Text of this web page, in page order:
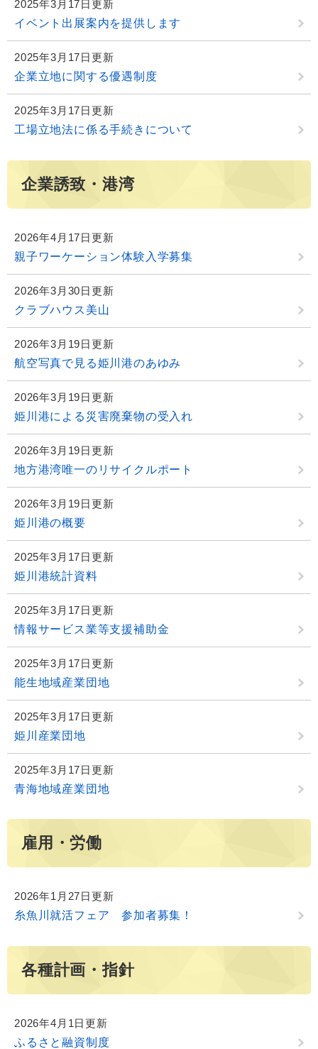
2025年3月17日更新
イベント出展案内を提供します
2025年3月17日更新
企業立地に関する優遇制度
2025年3月17日更新
工場立地法に係る手続きについて
企業誘致・港湾
2026年4月17日更新
親子ワーケーション体験入学募集
2026年3月30日更新
クラブハウス美山
2026年3月19日更新
航空写真で見る姫川港のあゆみ
2026年3月19日更新
姫川港による災害廃棄物の受入れ
2026年3月19日更新
地方港湾唯一のリサイクルポート
2026年3月19日更新
姫川港の概要
2025年3月17日更新
姫川港統計資料
2025年3月17日更新
情報サービス業等支援補助金
2025年3月17日更新
能生地域産業団地
2025年3月17日更新
姫川産業団地
2025年3月17日更新
青海地域産業団地
雇用・労働
2026年1月27日更新
糸魚川就活フェア 参加者募集！
各種計画・指針
2026年4月1日更新
ふるさと融資制度